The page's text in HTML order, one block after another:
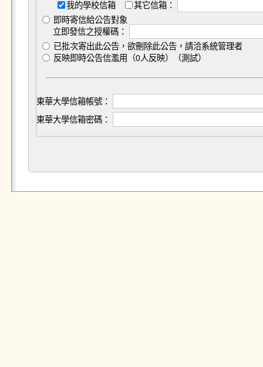
我的學校信箱
其它信箱：
即時寄信給公告對象
立即發信之授權碼：
已批次寄出此公告，欲刪除此公告，請洽系統管理者
反映即時公告信濫用（0人反映）（測試）
東華大學信箱帳號：
東華大學信箱密碼：